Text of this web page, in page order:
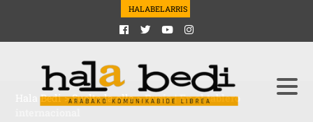
HALABELARRIS
Hala Bedi>Suelta la olla>Rusia | En el tablero